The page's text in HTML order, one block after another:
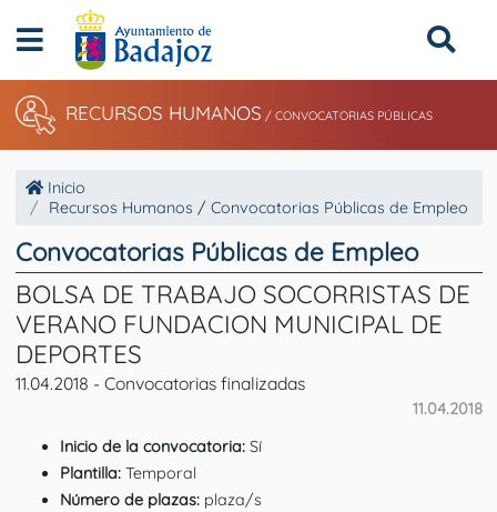
RECURSOS HUMANOS / CONVOCATORIAS PÚBLICAS
Inicio
Recursos Humanos / Convocatorias Públicas de Empleo
Convocatorias Públicas de Empleo
BOLSA DE TRABAJO SOCORRISTAS DE
VERANO FUNDACION MUNICIPAL DE
DEPORTES
11.04.2018 - Convocatorias finalizadas
11.04.2018
Inicio de la convocatoria:Sí
Plantilla: Temporal
Número de plazas:plaza/s